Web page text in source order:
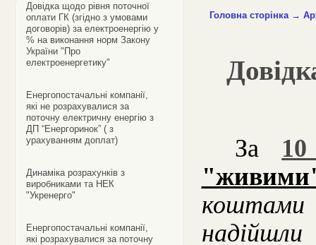
Довідка щодо рівня поточної
оплати ГК (згідно з умовами
договорів) за електроенергію у
% на виконання норм Закону
України "Про
електроенергетику"
Енергопостачальні компанії,
які не розрахувалися за
поточну електричну енергію з
ДП “Енергоринок” ( з
урахуванням доплат)
Динаміка розрахунків з
виробниками та НЕК
"Укренерго"
Енергопостачальні компанії,
які розрахувалися за поточну
Головна сторінка→
За